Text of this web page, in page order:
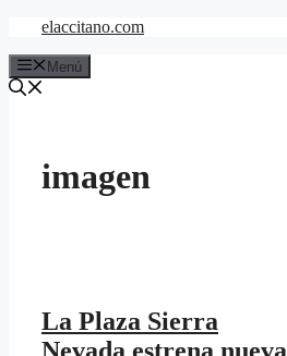
Saltar
contenido
elaccitano.com
Menú
imagen
La Plaza Sierra